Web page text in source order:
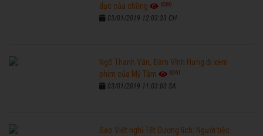
dục của chồng
6580
03/01/2019 12:03:33 CH
Ngô Thanh Vân, Đàm Vĩnh Hưng đi xem
phim của Mỹ Tâm
6261
03/01/2019 11:03:00 SA
Sao Việt nghỉ Tết Dương lịch: Người tiệc